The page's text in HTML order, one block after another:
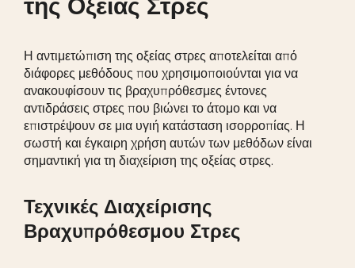
Η αντιμετώπιση της οξείας στρες αποτελείται από
διάφορες μεθόδους που χρησιμοποιούνται για να
ανακουφίσουν τις βραχυπρόθεσμες έντονες
αντιδράσεις στρες που βιώνει το άτομο και να
επιστρέψουν σε μια υγιή κατάσταση ισορροπίας. Η
σωστή και έγκαιρη χρήση αυτών των μεθόδων είναι
σημαντική για τη διαχείριση της οξείας στρες.
Τεχνικές Διαχείρισης
Βραχυπρόθεσμου Στρες